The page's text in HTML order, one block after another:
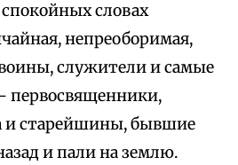
словах
непреоборимая,
служители и самые
первосвященники,
и старейшины, бывшие
и пали на землю.